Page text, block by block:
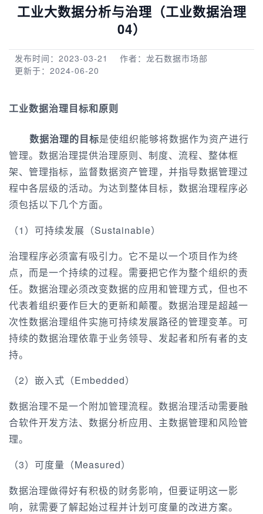
工业大数据分析与治理（工业数据治理
04）
发布时间：2023-03-21
作者：龙石数据市场部
更新于：2024-06-20
工业数据治理目标和原则
数据治理的目标是使组织能够将数据作为资产进行
管理。数据治理提供治理原则、制度、流程、整体框
架、管理指标，监督数据资产管理，并指导数据管理过
程中各层级的活动。为达到整体目标，数据治理程序必
须包括以下几个方面。
（1）可持续发展（Sustainable）
治理程序必须富有吸引力。它不是以一个项目作为终
点，而是一个持续的过程。需要把它作为整个组织的责
任。数据治理必须改变数据的应用和管理方式，但也不
代表着组织要作巨大的更新和颠覆。数据治理是超越一
次性数据治理组件实施可持续发展路径的管理变革。可
持续的数据治理依靠于业务领导、发起者和所有者的支
持。
（2）嵌入式（Embedded）
数据治理不是一个附加管理流程。数据治理活动需要融
合软件开发方法、数据分析应用、主数据管理和风险管
理。
（3）可度量（Measured）
数据治理做得好有积极的财务影响，但要证明这一影
响，就需要了解起始过程并计划可度量的改进方案。